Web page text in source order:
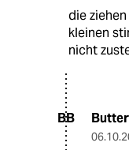
die
kleinen
nicht
BB